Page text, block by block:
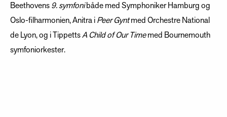
Beethovens9. symfonibåde med Symphoniker Hamburg og
Oslo-filharmonien, Anitra iPeer Gyntmed Orchestre National
de Lyon, og i TippettsA Child of Our Timemed Bournemouth
symfoniorkester.